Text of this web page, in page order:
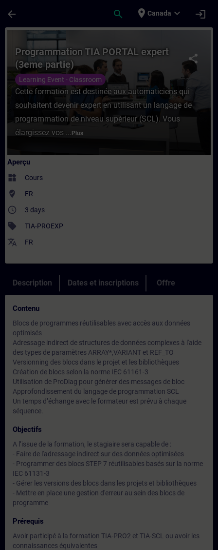
arrow_back search place Canada expand_more login
Cours - Programmation TIA PORTAL
share
Programmation TIA PORTAL expert
(3eme partie)
Learning Event - Classroom
Cette formation est destinée aux automaticiens qui
souhaitent devenir expert en utilisant un langage de
programmation de niveau supérieur (SCL). Vous
élargissez vos ... Plus
Aperçu
widgets Cours
where_to_vote FR
access_time 3 days
sell TIA-PROEXP
translate FR
Description Dates et inscriptions Offre
Contenu
Blocs de programmes réutilisables avec accès aux données
optimisés
Adressage indirect de structures de données complexes à l'aide
des types de paramètres ARRAY*,VARIANT et REF_TO
Versionning des blocs dans le projet et les bibliothèques
Création de blocs selon la norme IEC 61161-3
Utilisation de ProDiag pour générer des messages de bloc
Approfondissement du langage de programmation SCL
Un temps d’échange avec le formateur est prévu à chaque
séquence.
Objectifs
A l’issue de la formation, le stagiaire sera capable de :
- Faire de l'adressage indirect sur des données optimisées
- Programmer des blocs STEP 7 réutilisables basés sur la norme
IEC 61131-3
- Gérer les versions des blocs dans les projets et bibliothèques
- Mettre en place une gestion d'erreur au sein des blocs de
programme
Prérequis
Avoir participé à la formation TIA-PRO2 et TIA-SCL ou avoir les
connaissances équivalentes